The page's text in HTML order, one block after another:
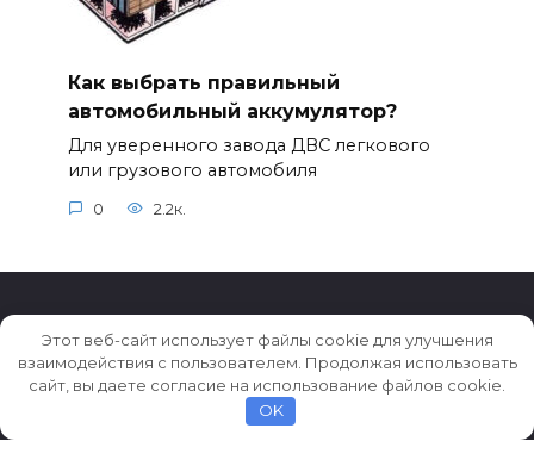
Как выбрать правильный
автомобильный аккумулятор?
Для уверенного завода ДВС легкового
или грузового автомобиля
0 2.2к.
© 2026 Истории ★ Новости ★ Факты ★ Очерки
Этот веб-сайт использует файлы cookie для улучшения
взаимодействия с пользователем. Продолжая использовать
сайт, вы даете согласие на использование файлов cookie.
OK